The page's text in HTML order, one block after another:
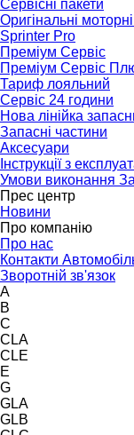
Сервісні пакети
Оригінальні
Sprinter Pro
Преміум Сервіс
Преміум Сервіс
Тариф лояльний
Сервіс 24 години
Нова лінійка
Запасні частини
Аксесуари
Інструкції з
Умови виконання
Прес центр
Новини
Про компанію
Про нас
Контакти
Зворотній зв'язок
A
B
C
CLA
CLE
E
G
GLA
GLB